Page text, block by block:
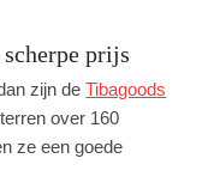
scherpe prijs
zijn deTibagoods
over 160
ze een goede